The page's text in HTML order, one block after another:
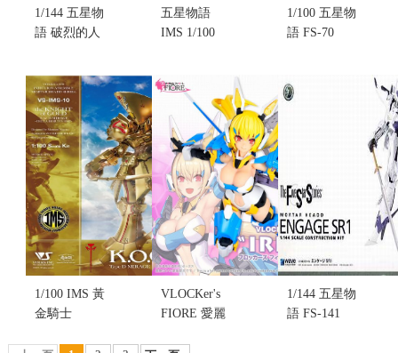
1/144 五星物
語 破烈的人
GATEXION
Mark3
DHARMAS
組裝模型(不
挑盒況)(售完
缺貨...
售價:0
五星物語
IMS 1/100
雷德幻象 單
騎仕樣(不挑
盒況)(售完缺
貨...
售價:0
1/100 五星物
語 FS-70
(售完缺
1/100 IMS 黃
金騎士
VLOCKer's
FIORE 愛麗
1/144 五星物
語 FS-141